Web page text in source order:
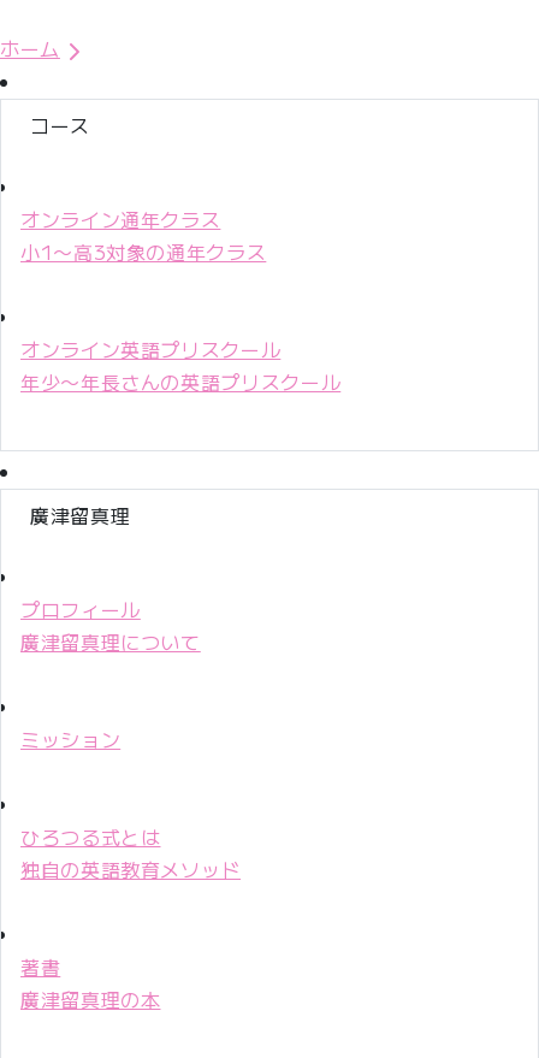
ホーム
コース
オンライン通年クラス
小1〜高3対象の通年クラス
オンライン英語プリスクール
年少〜年長さんの英語プリスクール
廣津留真理
プロフィール
廣津留真理について
ミッション
ひろつる式とは
独自の英語教育メソッド
著書
廣津留真理の本